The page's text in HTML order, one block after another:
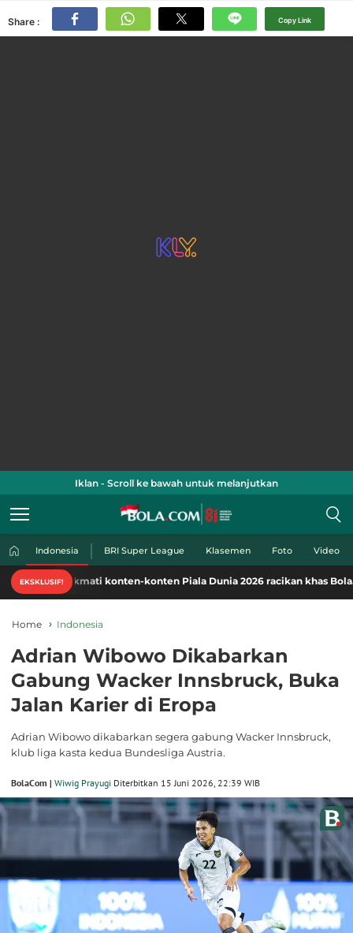
Share : Copy Link
Iklan - Scroll ke bawah untuk melanjutkan
Indonesia BRI Super League Klasemen Foto Video
EKSKLUSIF!
Nikmati konten-konten Piala Dunia 2026 racikan khas Bola.com. Klik
Home Indonesia
Adrian Wibowo Dikabarkan
Gabung Wacker Innsbruck, Buka
Jalan Karier di Eropa
Adrian Wibowo dikabarkan segera gabung Wacker Innsbruck,
klub liga kasta kedua Bundesliga Austria.
BolaCom | Wiwig Prayugi Diterbitkan 15 Juni 2026, 22:39 WIB